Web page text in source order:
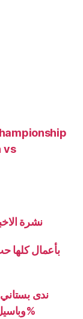
vs
نشرة الاخبار
بأعمال كلها
ندى
وباسيل أفضل مين عمل وزير طاقة، ولوحدنا 40%